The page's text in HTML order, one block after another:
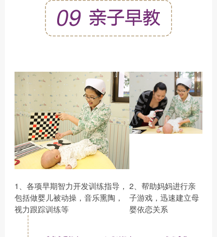
1、各项早期智力开发训练指导，
包括做婴儿被动操，音乐熏陶，
视力跟踪训练等
2、帮助妈妈进行亲
子游戏，迅速建立母
婴依恋关系